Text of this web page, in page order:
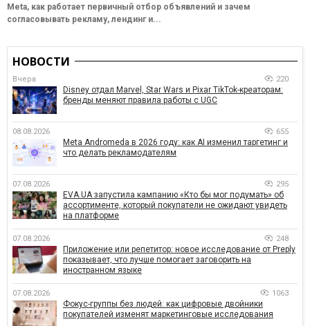
Meta, как работает первичный отбор объявлений и зачем
согласовывать рекламу, лендинг и...
НОВОСТИ
Вчера 220
Disney отдал Marvel, Star Wars и Pixar TikTok-креаторам:
бренды меняют правила работы с UGC
08.08.2026 655
Meta Andromeda в 2026 году: как AI изменил таргетинг и
что делать рекламодателям
07.08.2026 295
EVA.UA запустила кампанию «Кто бы мог подумать» об
ассортименте, который покупатели не ожидают увидеть
на платформе
07.08.2026 248
Приложение или репетитор: новое исследование от Preply
показывает, что лучше помогает заговорить на
иностранном языке
07.08.2026 1063
Фокус-группы без людей: как цифровые двойники
покупателей изменят маркетинговые исследования